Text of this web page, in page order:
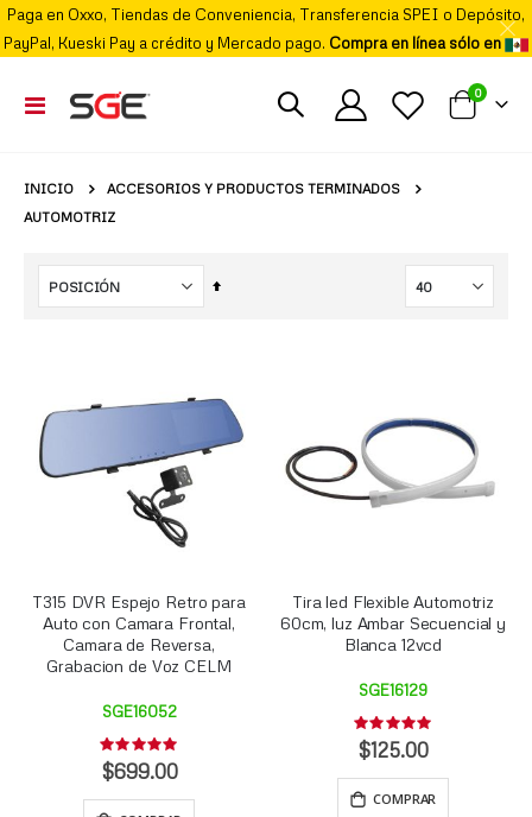
Paga en Oxxo, Tiendas de Conveniencia, Transferencia SPEI o Depósito,
PayPal, Kueski Pay a crédito y Mercado pago. Compra en línea sólo en
Cambiar
Nav
Mi carrito
0
INICIO
ACCESORIOS Y PRODUCTOS TERMINADOS
AUTOMOTRIZ
Fijar
T315 DVR Espejo Retro para
Auto con Camara Frontal,
Camara de Reversa,
Grabacion de Voz CELM
SGE16052
Rating:
0%
$699.00
Tira led Flexible Automotriz
60cm, luz Ambar Secuencial y
Blanca 12vcd
SGE16129
Rating:
0%
$125.00
COMPRAR